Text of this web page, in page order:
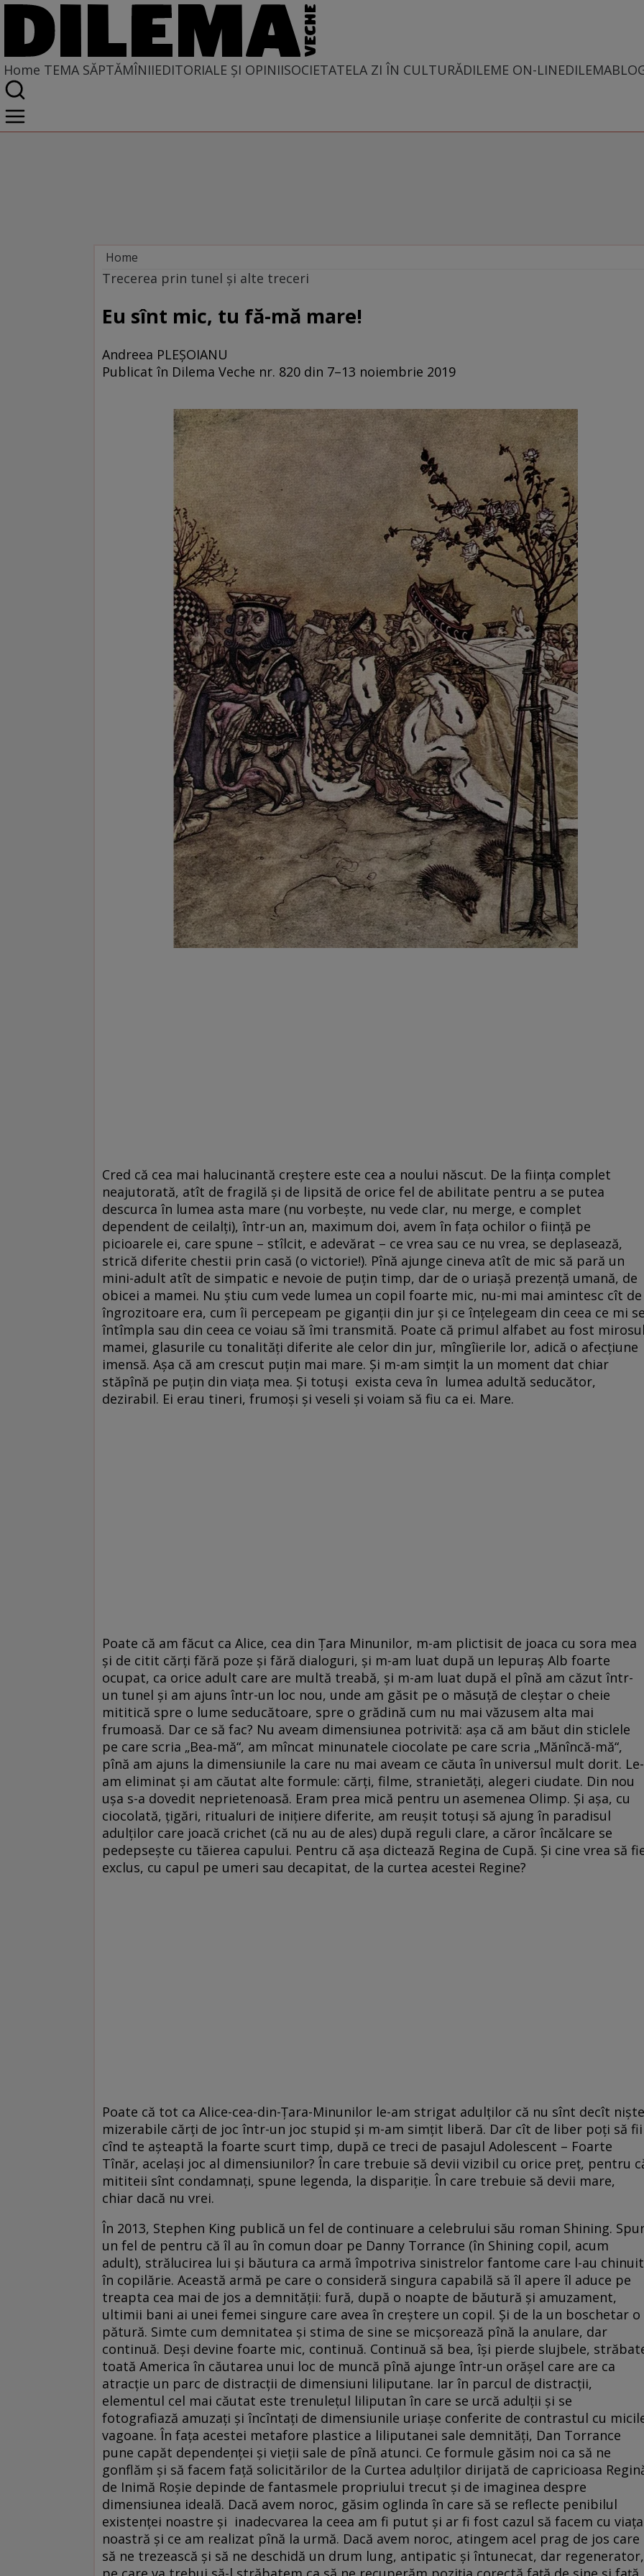
Home TEMA SĂPTĂMÎNIIEDITORIALE ȘI OPINIISOCIETATELA ZI ÎN CULTURĂDILEME ON-LINE
Home
Tema săptămînii
Trecerea prin tunel și alte treceri
Eu sînt mic, tu fă-mă mare!
Andreea PLEŞOIANU
Publicat în Dilema Veche nr. 820 din 7–13 noiembrie 2019
Cred că cea mai halucinantă creștere este cea a noului născut. De la ființa complet
neajutorată, atît de fragilă și de lipsită de orice fel de abilitate pentru a se putea
descurca în lumea asta mare (nu vorbește, nu vede clar, nu merge, e complet
dependent de ceilalți), într-un an, maximum doi, avem în fața ochilor o ființă pe
picioarele ei, care spune – stîlcit, e adevărat – ce vrea sau ce nu vrea, se deplasează,
strică diferite chestii prin casă (o victorie!). Pînă ajunge cineva atît de mic să pară un
mini-adult atît de simpatic e nevoie de puțin timp, dar de o uriașă prezență umană, de
obicei a mamei. Nu știu cum vede lumea un copil foarte mic, nu-mi mai amintesc cît de
îngrozitoare era, cum îi percepeam pe giganții din jur și ce înțelegeam din ceea ce mi
întîmpla sau din ceea ce voiau să îmi transmită. Poate că primul alfabet au fost
mamei, glasurile cu tonalități diferite ale celor din jur, mîngîierile lor, adică o afecțiune
imensă. Așa că am crescut puțin mai mare. Și m-am simțit la un moment dat chiar
stăpînă pe puțin din viața mea. Și totuși exista ceva în lumea adultă seducător,
dezirabil. Ei erau tineri, frumoși și veseli și voiam să fiu ca ei. Mare.
Poate că am făcut ca Alice, cea din Țara Minunilor, m-am plictisit de joaca cu sora mea
și de citit cărți fără poze și fără dialoguri, și m-am luat după un Iepuraș Alb foarte
ocupat, ca orice adult care are multă treabă, și m-am luat după el pînă am căzut într-
un tunel și am ajuns într-un loc nou, unde am găsit pe o măsuță de cleștar o cheie
mititică spre o lume seducătoare, spre o grădină cum nu mai văzusem alta mai
frumoasă. Dar ce să fac? Nu aveam dimensiunea potrivită: așa că am băut din sticlele
pe care scria „Bea‑mă“, am mîncat minunatele ciocolate pe care scria „Mănîncă-mă“,
pînă am ajuns la dimensiunile la care nu mai aveam ce căuta în universul mult dorit. Le-
am eliminat și am căutat alte formule: cărți, filme, stranietăți, alegeri ciudate. Din nou
ușa s-a dovedit neprietenoasă. Eram prea mică pentru un asemenea Olimp. Și așa, cu
ciocolată, țigări, ritualuri de inițiere diferite, am reușit totuși să ajung în paradisul
adulților care joacă crichet (că nu au de ales) după reguli clare, a căror încălcare se
pedepsește cu tăierea capului. Pentru că așa dictează Regina de Cupă. Și cine vrea să
exclus, cu capul pe umeri sau decapitat, de la curtea acestei Regine?
Poate că tot ca Alice-cea-din-Țara-Minunilor le-am strigat adulților că nu sînt decît niște
mizerabile cărți de joc într-un joc stupid și m-am simțit liberă. Dar cît de liber poți să fii
cînd te așteaptă la foarte scurt timp, după ce treci de pasajul Adolescent – Foarte
Tînăr, același joc al dimensiunilor? În care trebuie să devii vizibil cu orice preț, pentru
mititeii sînt condamnați, spune legenda, la dispariție. În care trebuie să devii mare,
chiar dacă nu vrei.
În 2013, Stephen King publică un fel de continuare a celebrului său roman Shining.
un fel de pentru că îl au în comun doar pe Danny Torrance (în Shining copil, acum
adult), strălucirea lui și băutura ca armă împotriva sinistrelor fantome care l-au chinuit
în copilărie. Această armă pe care o consideră singura capabilă să îl apere îl aduce pe
treapta cea mai de jos a demnității: fură, după o noapte de băutură și amuzament,
ultimii bani ai unei femei singure care avea în creștere un copil. Și de la un boschetar o
pătură. Simte cum demnitatea și stima de sine se micșorează pînă la anulare, dar
continuă. Deși devine foarte mic, continuă. Continuă să bea, își pierde slujbele,
toată America în căutarea unui loc de muncă pînă ajunge într-un orășel care are ca
atracție un parc de distracții de dimensiuni liliputane. Iar în parcul de distracții,
elementul cel mai căutat este trenulețul liliputan în care se urcă adulții și se
fotografiază amuzați și încîntați de dimensiunile uriașe conferite de contrastul cu
vagoane. În fața acestei metafore plastice a liliputanei sale demnități, Dan Torrance
pune capăt dependenței și vieții sale de pînă atunci. Ce formule găsim noi ca să ne
gonflăm și să facem față solicitărilor de la Curtea adulților dirijată de capricioasa
de Inimă Roșie depinde de fantasmele propriului trecut și de imaginea despre
dimensiunea ideală. Dacă avem noroc, găsim oglinda în care să se reflecte penibilul
existenței noastre și inadecvarea la ceea am fi putut și ar fi fost cazul să facem cu viața
noastră și ce am realizat pînă la urmă. Dacă avem noroc, atingem acel prag de jos care
să ne trezească și să ne deschidă un drum lung, antipatic și întunecat, dar regenerator,